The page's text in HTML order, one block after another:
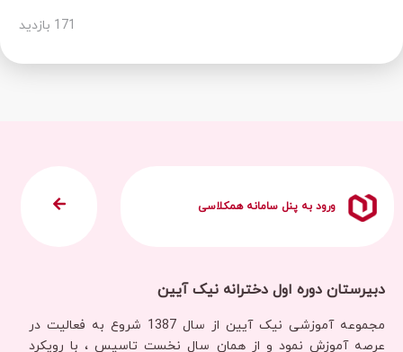
171 بازدید
ورود به پنل سامانه همکلاسی
دبیرستان دوره اول دخترانه نیک آیین
مجموعه آموزشی نیک آیین از سال 1387 شروع به فعالیت در
عرصه آموزش نمود و از همان سال نخست تاسیس ، با رویکرد